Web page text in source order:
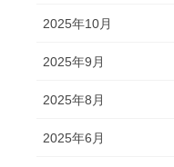
2025年10月
2025年9月
2025年8月
2025年6月